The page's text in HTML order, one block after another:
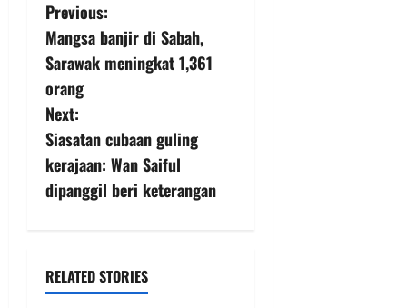
Previous:
Mangsa banjir di Sabah,
Sarawak meningkat 1,361
orang
Next:
Siasatan cubaan guling
kerajaan: Wan Saiful
dipanggil beri keterangan
RELATED STORIES